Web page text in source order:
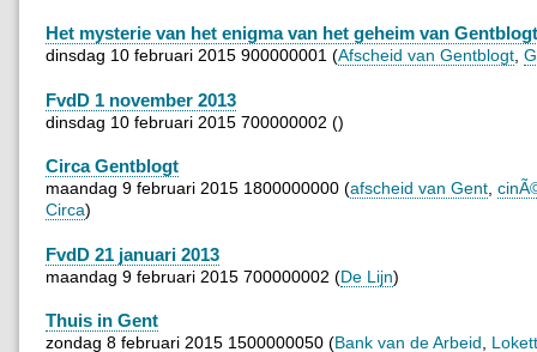
Het mysterie van het enigma van het geheim van Gentblogt
dinsdag 10 februari 2015 900000001 (Afscheid van Gentblogt,
FvdD 1 november 2013
dinsdag 10 februari 2015 700000002 ()
Circa Gentblogt
maandag 9 februari 2015 1800000000 (afscheid van Gent,
Circa)
FvdD 21 januari 2013
maandag 9 februari 2015 700000002 (De Lijn)
Thuis in Gent
zondag 8 februari 2015 1500000050 (Bank van de Arbeid,